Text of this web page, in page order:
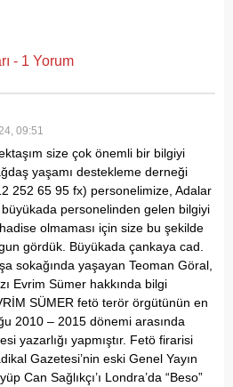
- 1 Yorum
09:51
size çok önemli bir bilgiyi
yaşamı destekleme derneği
252 65 95 fx) personelimize, Adalar
personelinden gelen bilgiyi
olmaması için size bu şekilde
gördük. Büyükada çankaya cad.
sokağında yaşayan Teoman Göral,
Evrim Sümer hakkında bilgi
SÜMER fetö terör örgütünün en
2010 – 2015 dönemi arasında
yazarlığı yapmıştır. Fetö firarisi
Gazetesi’nin eski Genel Yayın
Can Sağlıkçı’ı Londra’da “Beso”